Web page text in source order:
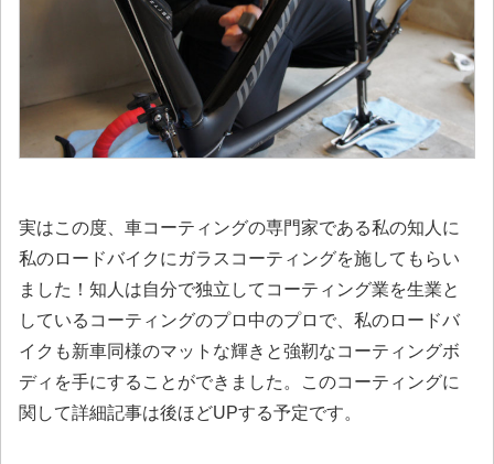
実はこの度、車コーティングの専門家である私の知人に
私のロードバイクにガラスコーティングを施してもらい
ました！知人は自分で独立してコーティング業を生業と
しているコーティングのプロ中のプロで、私のロードバ
イクも新車同様のマットな輝きと強靭なコーティングボ
ディを手にすることができました。このコーティングに
関して詳細記事は後ほどUPする予定です。